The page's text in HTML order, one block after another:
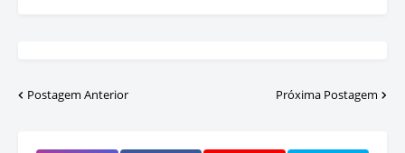
Postagem Anterior Próxima Postagem